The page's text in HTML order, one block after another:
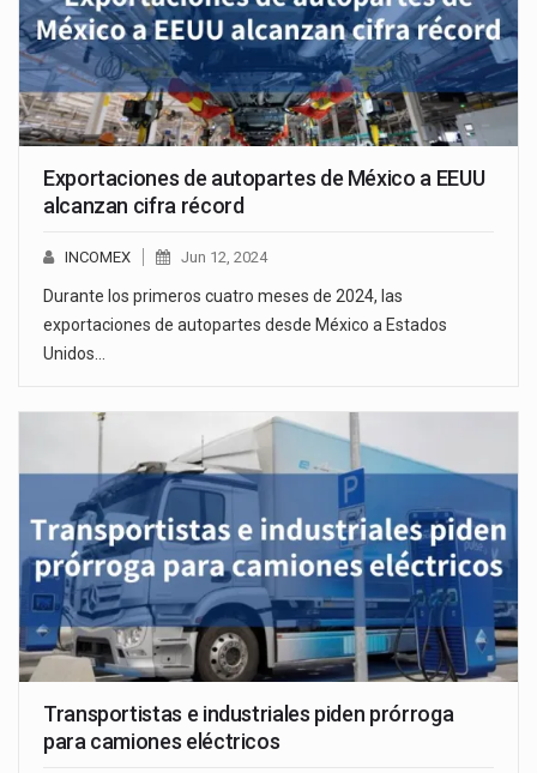
Exportaciones de autopartes de México a EEUU
alcanzan cifra récord
INCOMEX Jun 12, 2024
Durante los primeros cuatro meses de 2024, las
exportaciones de autopartes desde México a Estados
Unidos…
Transportistas e industriales piden prórroga
para camiones eléctricos